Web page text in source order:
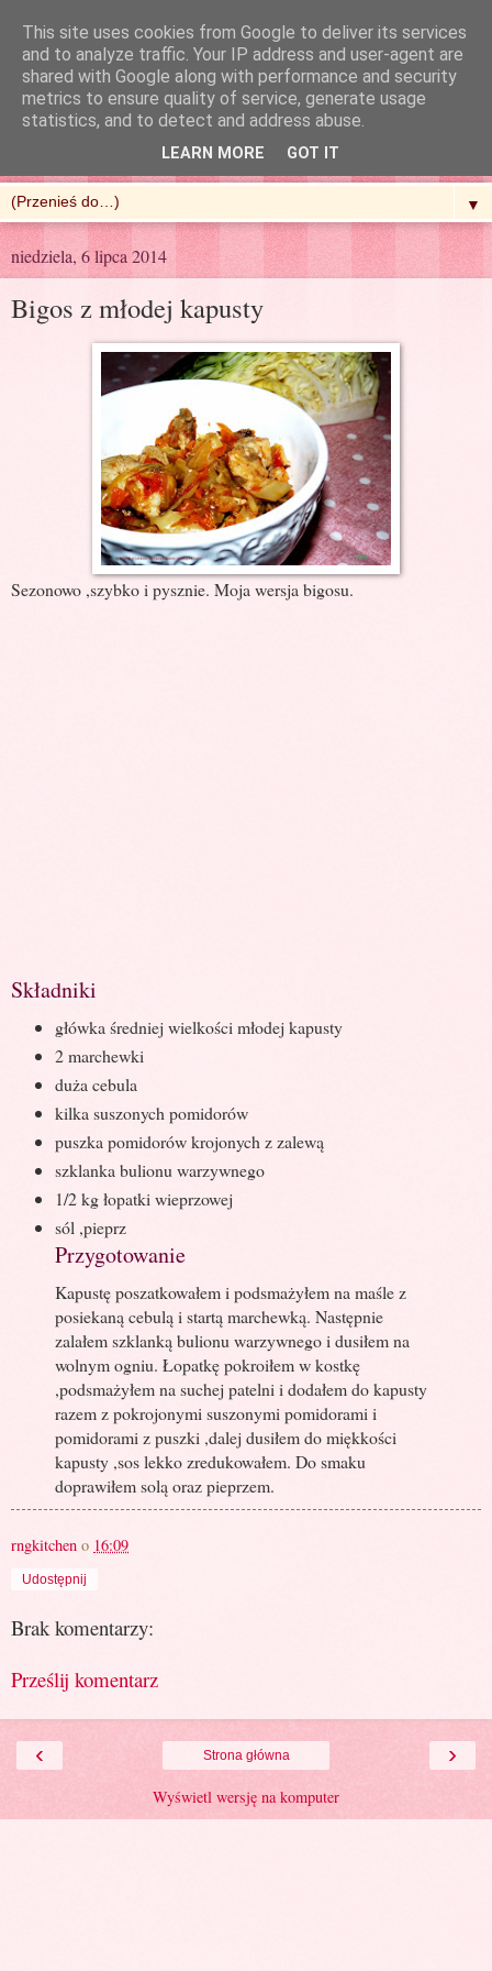
R'n'G Kitchen
▼
niedziela, 6 lipca 2014
Bigos z młodej kapusty
Sezonowo ,szybko i pysznie. Moja wersja bigosu.
Składniki
główka średniej wielkości młodej kapusty
2 marchewki
duża cebula
kilka suszonych pomidorów
puszka pomidorów krojonych z zalewą
szklanka bulionu warzywnego
1/2 kg łopatki wieprzowej
sól ,pieprz
Przygotowanie
Kapustę poszatkowałem i podsmażyłem na maśle z
posiekaną cebulą i startą marchewką. Następnie
zalałem szklanką bulionu warzywnego i dusiłem na
wolnym ogniu. Łopatkę pokroiłem w kostkę
,podsmażyłem na suchej patelni i dodałem do kapusty
razem z pokrojonymi suszonymi pomidorami i
pomidorami z puszki ,dalej dusiłem do miękkości
kapusty ,sos lekko zredukowałem. Do smaku
doprawiłem solą oraz pieprzem.
rngkitchen o 16:09
Udostępnij
Brak komentarzy:
Prześlij komentarz
‹ ›
Strona główna
Wyświetl wersję na komputer
This site uses cookies from Google to deliver its services
and to analyze traffic. Your IP address and user-agent are
shared with Google along with performance and security
metrics to ensure quality of service, generate usage
statistics, and to detect and address abuse.
LEARN MORE GOT IT